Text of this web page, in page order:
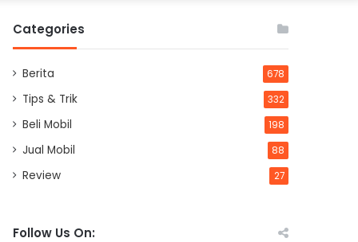
Categories
Berita 678
Tips & Trik 332
Beli Mobil 198
Jual Mobil 88
Review 27
Follow Us On: